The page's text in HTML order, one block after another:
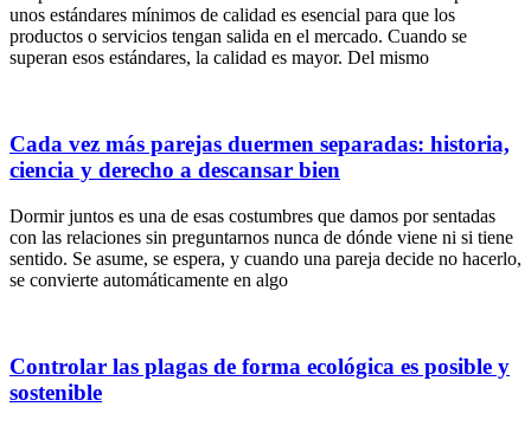
unos estándares mínimos de calidad es esencial para que los
productos o servicios tengan salida en el mercado. Cuando se
superan esos estándares, la calidad es mayor. Del mismo
Cada vez más parejas duermen separadas: historia,
ciencia y derecho a descansar bien
Dormir juntos es una de esas costumbres que damos por sentadas
con las relaciones sin preguntarnos nunca de dónde viene ni si tiene
sentido. Se asume, se espera, y cuando una pareja decide no hacerlo,
se convierte automáticamente en algo
Controlar las plagas de forma ecológica es posible y
sostenible